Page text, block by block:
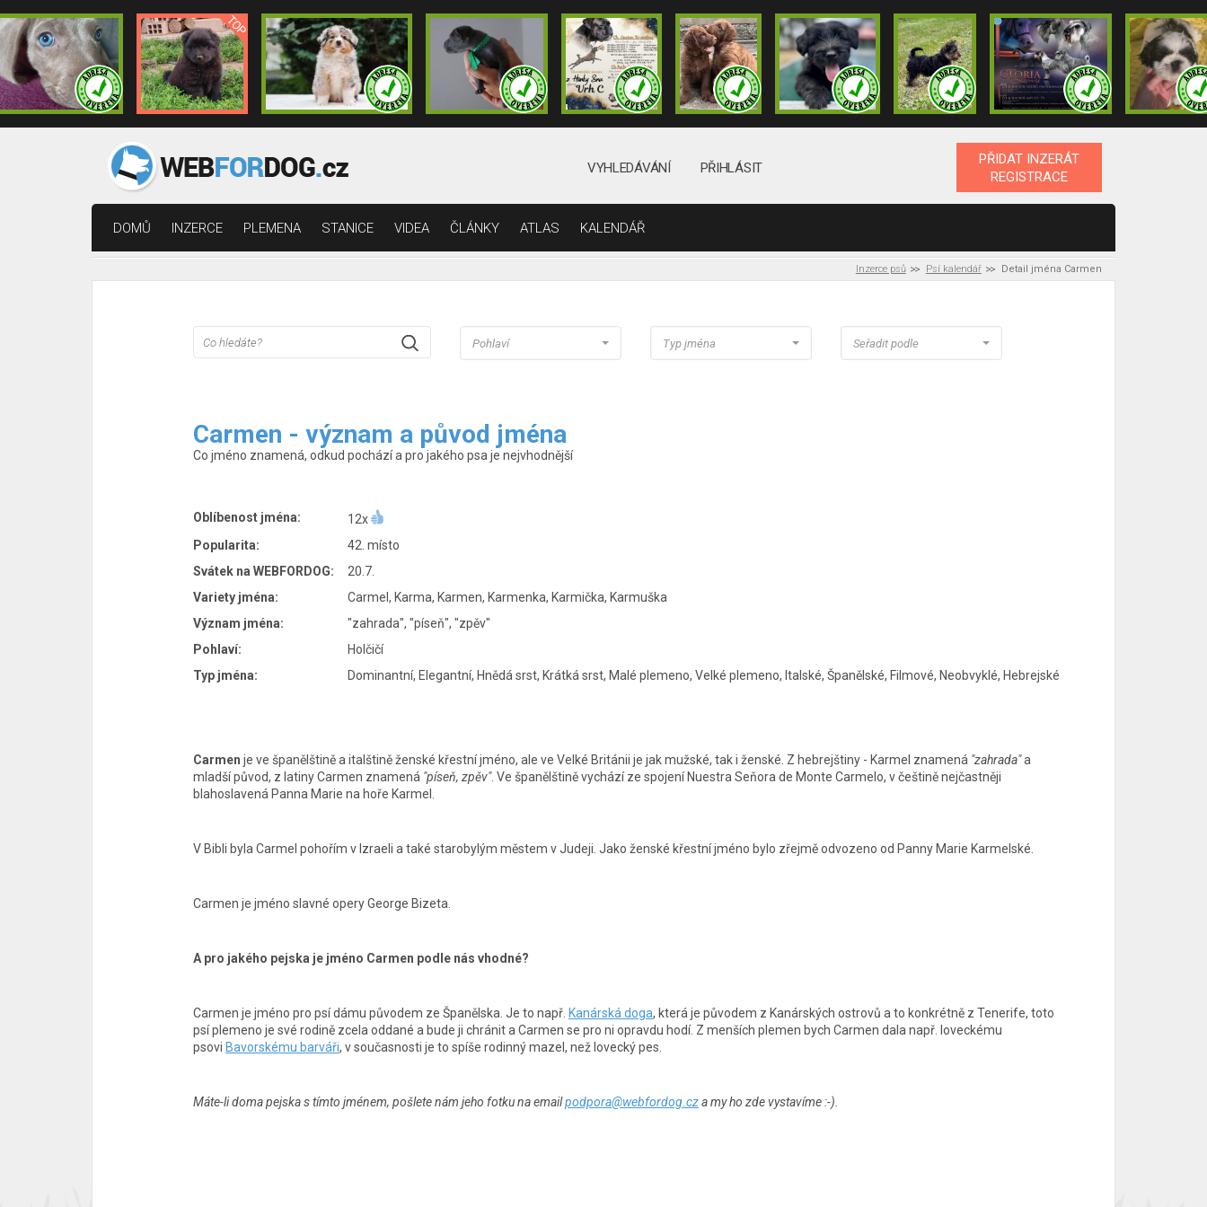
VYHLEDÁVÁNÍ PŘIHLÁSIT
PŘIDAT INZERÁT
REGISTRACE
DOMŮ INZERCE PLEMENA STANICE VIDEA ČLÁNKY ATLAS KALENDÁŘ
Inzerce psů Psí kalendář Detail jména Carmen
Pohlaví Typ jména Seřadit podle
Carmen - význam a původ jména
Co jméno znamená, odkud pochází a pro jakého psa je nejvhodnější
Oblíbenost jména:
12x
Popularita:
42. místo
Svátek na WEBFORDOG:
20.7.
Variety jména:
Carmel, Karma, Karmen, Karmenka, Karmička, Karmuška
Význam jména:
"zahrada", "píseň", "zpěv"
Pohlaví:
Holčičí
Typ jména:
Dominantní, Elegantní, Hnědá srst, Krátká srst, Malé plemeno, Velké plemeno, Italské, Španělské, Filmové, Neobvyklé, Hebrejské
Carmen je ve španělštině a italštině ženské křestní jméno, ale ve Velké Británii je jak mužské, tak i ženské. Z hebrejštiny - Karmel znamená "zahrada"a
mladší původ, z latiny Carmen znamená "píseň, zpěv". Ve španělštině vychází ze spojení Nuestra Seňora de Monte Carmelo, v češtině nejčastněji
blahoslavená Panna Marie na hoře Karmel.
V Bibli byla Carmel pohořím v Izraeli a také starobylým městem v Judeji. Jako ženské křestní jméno bylo zřejmě odvozeno od Panny Marie Karmelské.
Carmen je jméno slavné opery George Bizeta.
A pro jakého pejska je jméno Carmen podle nás vhodné?
Carmen je jméno pro psí dámu původem ze Španělska. Je to např. Kanárská doga, která je původem z Kanárských ostrovů a to konkrétně z Tenerife, toto
psí plemeno je své rodině zcela oddané a bude ji chránit a Carmen se pro ni opravdu hodí. Z menších plemen bych Carmen dala např. loveckému
psovi Bavorskému barváři, v současnosti je to spíše rodinný mazel, než lovecký pes.
Máte-li doma pejska s tímto jménem, pošlete nám jeho fotku na emailpodpora@webfordog.cza my ho zde vystavíme :-).